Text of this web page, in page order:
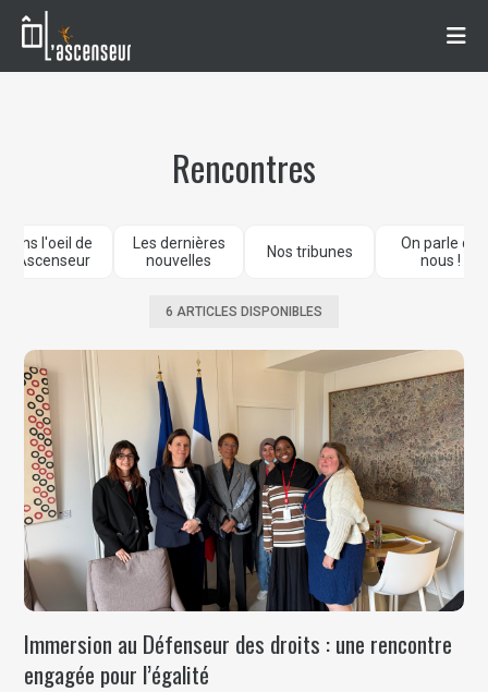
Rencontres
Dans l'oeil de
L'Ascenseur
Les dernières
nouvelles
Nos tribunes
On parle de
nous !
6 ARTICLES DISPONIBLES
Immersion au Défenseur des droits : une rencontre
engagée pour l’égalité